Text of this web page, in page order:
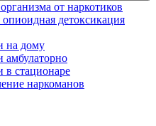
от наркотиков
опиоидная детоксикация
на дому
амбулаторно
в стационаре
наркоманов